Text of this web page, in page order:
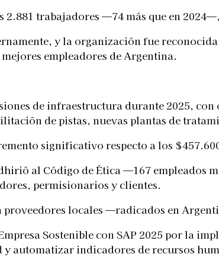
2.881 trabajadores —74 más que en
y la organización fue
empleadores de Argentina.
de infraestructura durante 2025,
de pistas, nuevas plantas de
significativo respecto a los
al Código de Ética —167 empleados
permisionarios y clientes.
proveedores locales —radicados en
Sostenible con SAP 2025 por la
automatizar indicadores de recursos